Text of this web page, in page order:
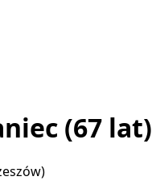
(67 lat)